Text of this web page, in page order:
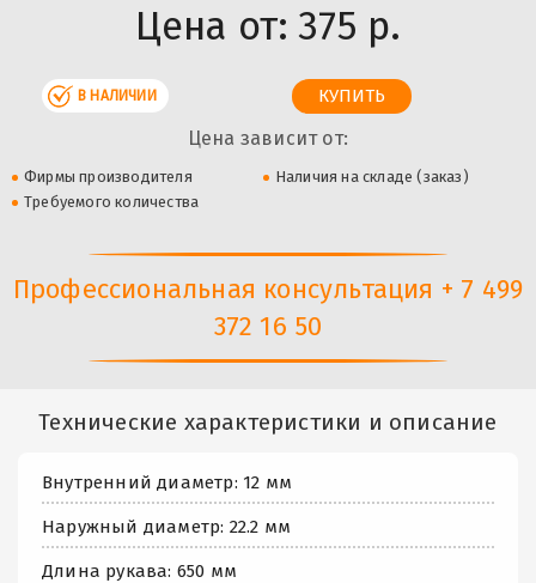
Цена от: 375 р.
В НАЛИЧИИ
Цена зависит от:
Фирмы производителя
Наличия на складе (заказ)
Требуемого количества
Профессиональная консультация + 7 499
372 16 50
Технические характеристики и описание
Внутренний диаметр: 12 мм
Наружный диаметр: 22.2 мм
Длина рукава: 650 мм